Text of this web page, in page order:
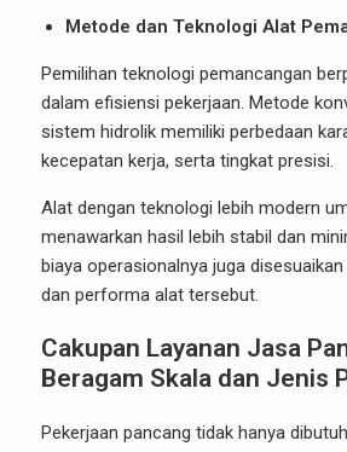
Metode dan Teknologi Alat
Pemilihan teknologi pemancangan
dalam efisiensi pekerjaan. Metode
sistem hidrolik memiliki perbedaan
kecepatan kerja, serta tingkat presisi.
Alat dengan teknologi lebih modern
menawarkan hasil lebih stabil dan
biaya operasionalnya juga
dan performa alat tersebut.
Cakupan Layanan Jasa
Beragam Skala dan Jenis
Pekerjaan pancang tidak hanya